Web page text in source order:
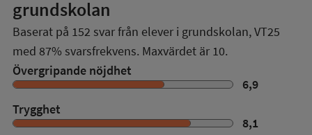
grundskolan
Baserat på 152 svar från elever i grundskolan,VT25
med 87% svarsfrekvens. Maxvärdet är 10.
Övergripande nöjdhet
6,9
Trygghet
8,1